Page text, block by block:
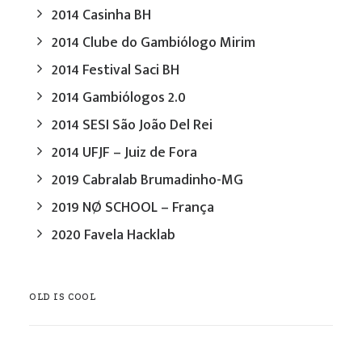
2014 Casinha BH
2014 Clube do Gambiólogo Mirim
2014 Festival Saci BH
2014 Gambiólogos 2.0
2014 SESI São João Del Rei
2014 UFJF – Juiz de Fora
2019 Cabralab Brumadinho-MG
2019 NØ SCHOOL – França
2020 Favela Hacklab
OLD IS COOL